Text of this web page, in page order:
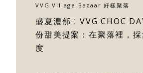
VVG Village Bazaar 好樣聚落
盛夏濃郁﹝VVG CHOC
份甜美提案：在聚落裡，
度